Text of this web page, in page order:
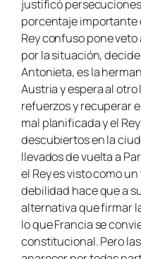
justificó
porcentaje importante
Rey confuso pone
por la situación,
Antonieta, es la
Austria y espera al
refuerzos y recuperar
mal planificada y el
descubiertos en la
llevados de vuelta a
el Rey es visto como
debilidad hace que a
alternativa que firmar
lo que Francia se
constitucional. Pero